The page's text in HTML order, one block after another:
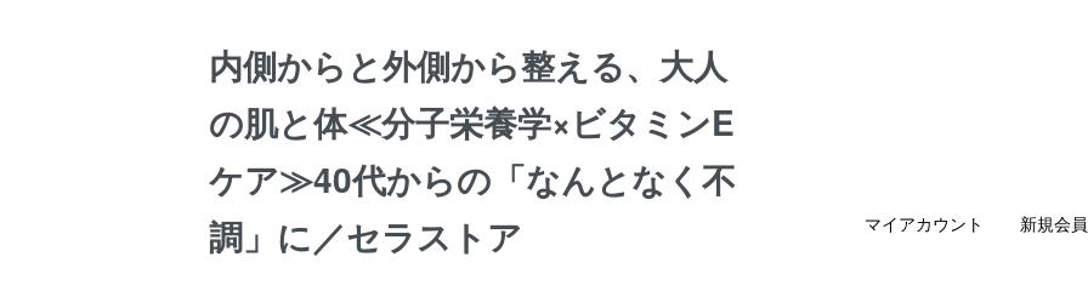
内側からと外側から整える、大人
の肌と体≪分子栄養学×ビタミンE
ケア≫40代からの「なんとなく不
調」に／セラストア
マイアカウント 新規会